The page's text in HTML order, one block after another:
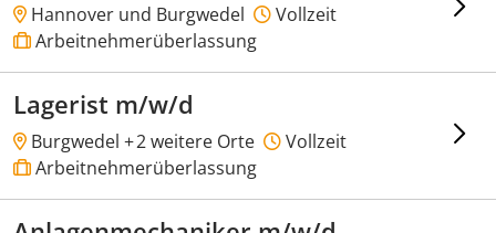
Hannover und Burgwedel
Vollzeit
Arbeitnehmerüberlassung
Lagerist m/w/d
Burgwedel +2 weitere Orte
Vollzeit
Arbeitnehmerüberlassung